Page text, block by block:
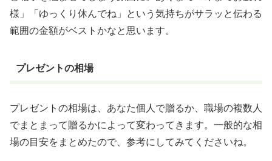
様」「ゆっくり休んでね」という気持ちがサラッと伝わる
範囲の金額がベストかなと思います。
プレゼントの相場
プレゼントの相場は、あなた個人で贈るか、職場の複数人
でまとまって贈るかによって変わってきます。一般的な相
場の目安をまとめたので、参考にしてみてくださいね。